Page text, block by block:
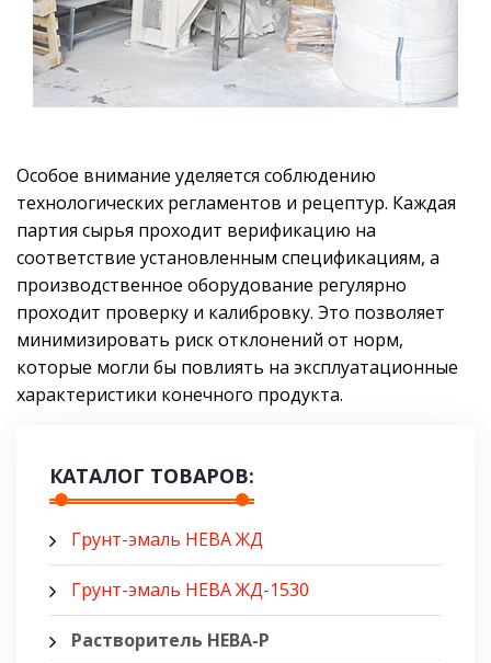
Особое внимание уделяется соблюдению
технологических регламентов и рецептур. Каждая
партия сырья проходит верификацию на
соответствие установленным спецификациям, а
производственное оборудование регулярно
проходит проверку и калибровку. Это позволяет
минимизировать риск отклонений от норм,
которые могли бы повлиять на эксплуатационные
характеристики конечного продукта.
КАТАЛОГ ТОВАРОВ:
Грунт-эмаль НЕВА ЖД
Грунт-эмаль НЕВА ЖД-1530
Растворитель НЕВА-Р